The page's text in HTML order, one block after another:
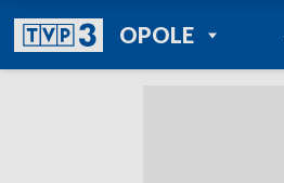
OPOLEPOWRÓT DO
TVP REGIONY